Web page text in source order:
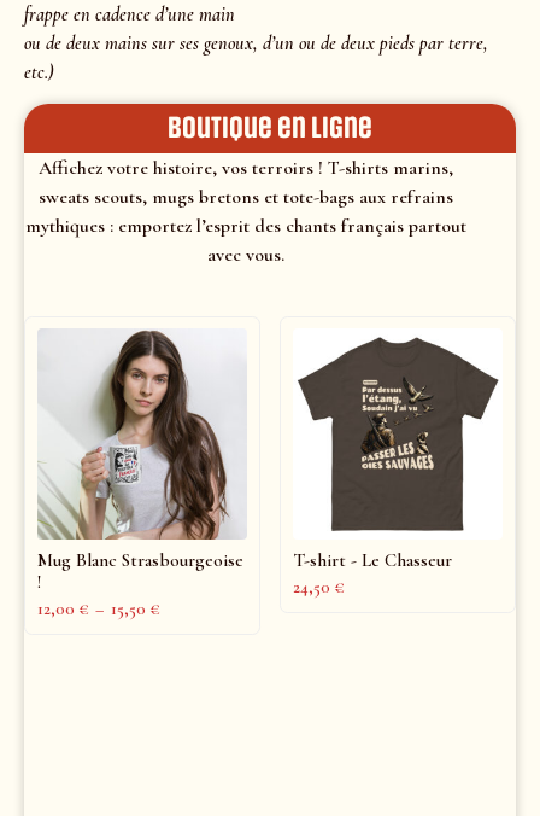
frappe en cadence d’une main
ou de deux mains sur ses genoux, d’un ou de deux pieds par terre,
etc.)
Boutique en ligne
Affichez votre histoire, vos terroirs ! T-shirts marins,
sweats scouts, mugs bretons et tote-bags aux refrains
mythiques : emportez l’esprit des chants français partout
avec vous.
Mug Blanc Strasbourgeoise
!
12,00 € – 15,50 €
T-shirt - Le Chasseur
24,50 €